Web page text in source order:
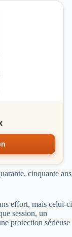
cinquante ans
effort, mais celui-ci
session, un
protection sérieuse